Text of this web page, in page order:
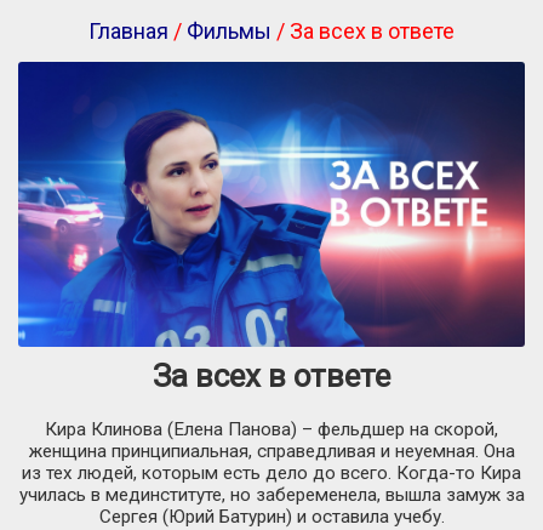
Главная / Фильмы / За всех в ответе
За всех в ответе
Кира Клинова (Елена Панова) – фельдшер на скорой,
женщина принципиальная, справедливая и неуемная. Она
из тех людей, которым есть дело до всего. Когда-то Кира
училась в мединституте, но забеременела, вышла замуж за
Сергея (Юрий Батурин) и оставила учебу.